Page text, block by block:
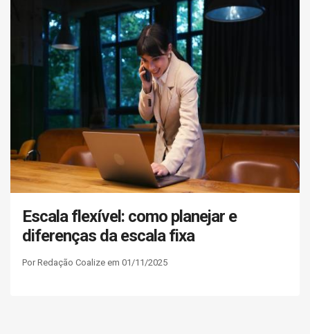
Escala flexível: como planejar e
diferenças da escala fixa
Por Redação Coalize em 01/11/2025